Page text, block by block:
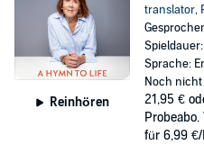
Reinhören
translator,
Sprache:
Noch
21,95 €
für 6,99